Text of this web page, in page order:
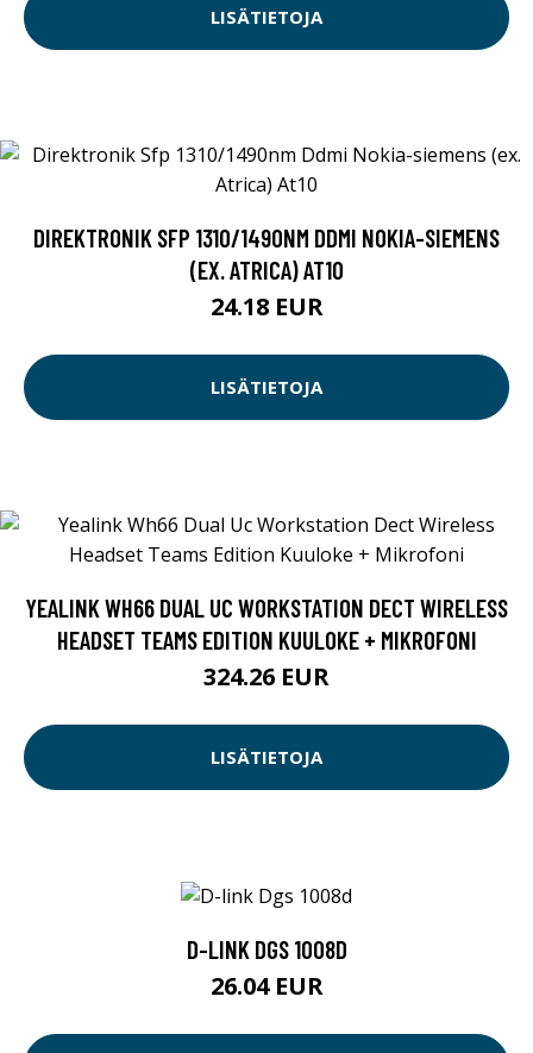
LISÄTIETOJA
DIREKTRONIK SFP 1310/1490NM DDMI NOKIA-SIEMENS
(EX. ATRICA) AT10
24.18 EUR
LISÄTIETOJA
YEALINK WH66 DUAL UC WORKSTATION DECT WIRELESS
HEADSET TEAMS EDITION KUULOKE + MIKROFONI
324.26 EUR
LISÄTIETOJA
D-LINK DGS 1008D
26.04 EUR